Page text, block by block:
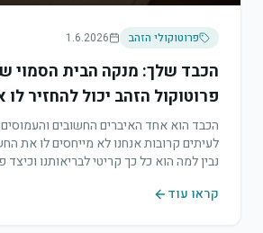
פרוטוקולי הזהב 1.6.2026
הכבד שלך: מנקה הבית הסמוי
פרוטוקול הזהב יכול להחזיר לו
הכבד הוא אחד האיברים החשובים והעמוסים
לעיתים קרובות אנחנו לא מייחסים לו את
נבין למה הוא כל כך קריטי לבריאותנו וכיצד
קראו עוד